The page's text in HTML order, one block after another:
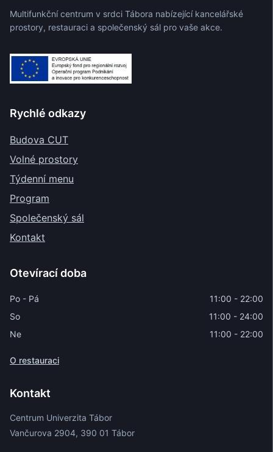
Multifunkční centrum v srdci Tábora nabízející kancelářské
prostory, restauraci a společenský sál pro vaše akce.
Rychlé odkazy
Budova CUT
Volné prostory
Týdenní menu
Program
Společenský sál
Kontakt
Otevírací doba
Po - Pá
11:00 - 22:00
So
11:00 - 24:00
Ne
11:00 - 22:00
O restauraci
Kontakt
Centrum Univerzita Tábor
Vančurova 2904, 390 01 Tábor